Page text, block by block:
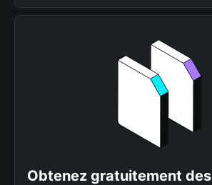
Obtenez gratuitement